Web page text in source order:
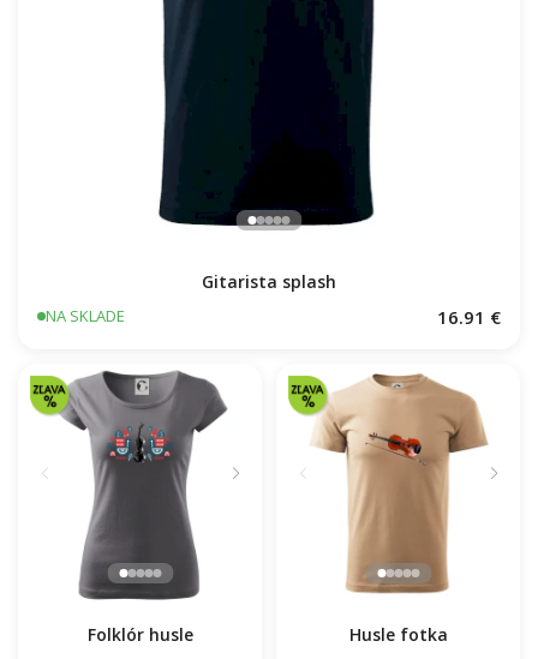
Gitarista splash
NA SKLADE 16.91 €
Folklór husle Husle fotka